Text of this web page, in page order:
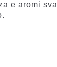
e aromi